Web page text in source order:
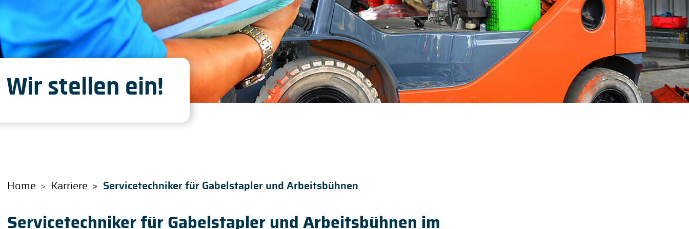
Wir stellen ein!
Home Karriere Servicetechniker für Gabelstapler und Arbeitsbühnen
Servicetechniker für Gabelstapler und Arbeitsbühnen im